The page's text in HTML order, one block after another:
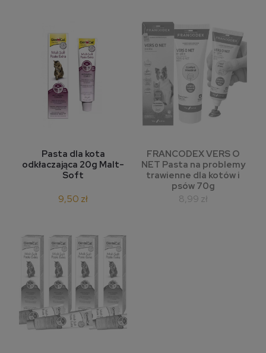
Pasta dla kota
odkłaczająca 20g Malt-
Soft
9,50 zł
FRANCODEX VERS O
NET Pasta na problemy
trawienne dla kotów i
psów 70g
8,99 zł